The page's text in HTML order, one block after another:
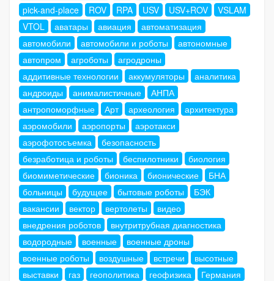
pick-and-place
ROV RPA USV USV+ROV
VSLAM
VTOL
аватары авиация
автоматизация
автомобили
автомобили и роботы
автономные
автопром
агроботы
агродроны
аддитивные технологии
аккумуляторы
аналитика
андроиды
анималистичные
АНПА
антропоморфные
Арт археология
архитектура
аэромобили
аэропорты
аэротакси
аэрофотосъемка
безопасность
безработица и роботы
беспилотники
биология
биомиметические
бионика бионические
БНА
больницы
будущее бытовые роботы
БЭК
вакансии
вектор вертолеты
видео
внедрения роботов
внутритрубная диагностика
водородные
военные
военные дроны
военные роботы
воздушные встречи
высотные
выставки
газ геополитика геофизика
Германия